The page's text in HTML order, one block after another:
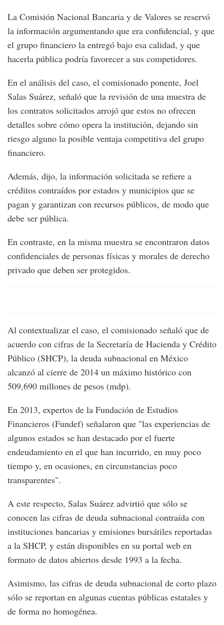
La Comisión Nacional Bancaria y de Valores se reservó
la información argumentando que era confidencial, y que
el grupo financiero la entregó bajo esa calidad, y que
hacerla pública podría favorecer a sus competidores.
En el análisis del caso, el comisionado ponente, Joel
Salas Suárez, señaló que la revisión de una muestra de
los contratos solicitados arrojó que estos no ofrecen
detalles sobre cómo opera la institución, dejando sin
riesgo alguno la posible ventaja competitiva del grupo
financiero.
Además, dijo, la información solicitada se refiere a
créditos contraídos por estados y municipios que se
pagan y garantizan con recursos públicos, de modo que
debe ser pública.
En contraste, en la misma muestra se encontraron datos
confidenciales de personas físicas y morales de derecho
privado que deben ser protegidos.
Al contextualizar el caso, el comisionado señaló que de
acuerdo con cifras de la Secretaría de Hacienda y Crédito
Público (SHCP), la deuda subnacional en México
alcanzó al cierre de 2014 un máximo histórico con
509,690 millones de pesos (mdp).
En 2013, expertos de la Fundación de Estudios
Financieros (Fundef) señalaron que "las experiencias de
algunos estados se han destacado por el fuerte
endeudamiento en el que han incurrido, en muy poco
tiempo y, en ocasiones, en circunstancias poco
transparentes".
A este respecto, Salas Suárez advirtió que sólo se
conocen las cifras de deuda subnacional contraída con
instituciones bancarias y emisiones bursátiles reportadas
a la SHCP, y están disponibles en su portal web en
formato de datos abiertos desde 1993 a la fecha.
Asimismo, las cifras de deuda subnacional de corto plazo
sólo se reportan en algunas cuentas públicas estatales y
de forma no homogénea.